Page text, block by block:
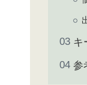
キ
参